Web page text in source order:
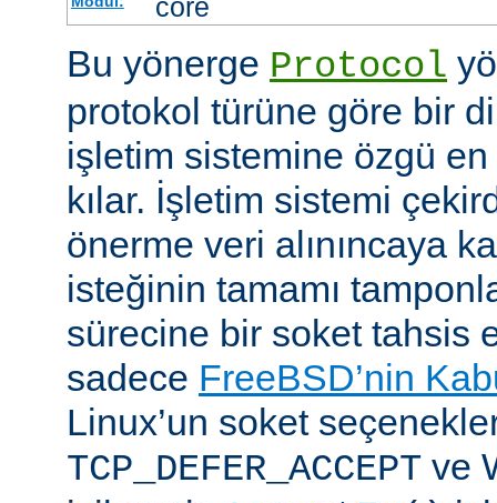
core
Bu yönerge Protocol
protokol türüne göre bir
işletim sistemine özgü
kılar. İşletim sistemi
önerme veri alınıncaya
isteğinin tamamı
sürecine bir soket tahsis
sadece FreeBSD’nin
Linux’un soket
TCP_DEFER_ACCEPT ve